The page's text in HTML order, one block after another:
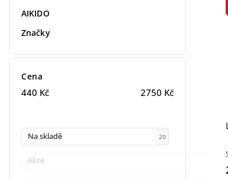
AIKIDO
Značky
Cena
440 Kč 2750 Kč
Na skladě 20
Akce